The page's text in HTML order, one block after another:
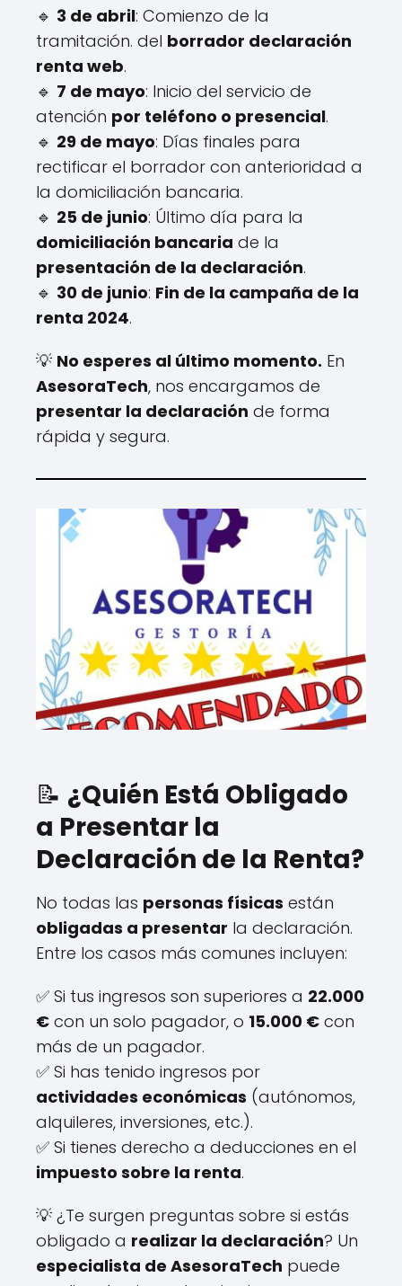
🔹 3 de abril: Comienzo de la
tramitación. del borrador declaración
renta web.
🔹 7 de mayo: Inicio del servicio de
atención por teléfono o presencial.
🔹 29 de mayo: Días finales para
rectificar el borrador con anterioridad a
la domiciliación bancaria.
🔹 25 de junio: Último día para la
domiciliación bancaria de la
presentación de la declaración.
🔹 30 de junio: Fin de la campaña de la
renta 2024.
💡 No esperes al último momento. En
AsesoraTech, nos encargamos de
presentar la declaración de forma
rápida y segura.
📝 ¿Quién Está Obligado
a Presentar la
Declaración de la Renta?
No todas las personas físicas están
obligadas a presentar la declaración.
Entre los casos más comunes incluyen:
✅ Si tus ingresos son superiores a 22.000
€ con un solo pagador, o 15.000 € con
más de un pagador.
✅ Si has tenido ingresos por
actividades económicas (autónomos,
alquileres, inversiones, etc.).
✅ Si tienes derecho a deducciones en el
impuesto sobre la renta.
💡 ¿Te surgen preguntas sobre si estás
obligado a realizar la declaración? Un
especialista de AsesoraTech puede